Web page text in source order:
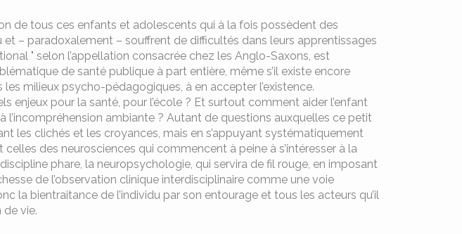
de tous ces enfants et adolescents qui à la fois possèdent des
– paradoxalement – souffrent de difficultés dans leurs apprentissages
" selon l’appellation consacrée chez les Anglo-Saxons, est
de santé publique à part entière, même s’il existe encore
milieux psycho-pédagogiques, à en accepter l’existence.
enjeux pour la santé, pour l’école ? Et surtout comment aider l’enfant
l’incompréhension ambiante ? Autant de questions auxquelles ce petit
les clichés et les croyances, mais en s’appuyant systématiquement
des neurosciences qui commencent à peine à s’intéresser à la
phare, la neuropsychologie, qui servira de fil rouge, en imposant
de l’observation clinique interdisciplinaire comme une voie
la bientraitance de l’individu par son entourage et tous les acteurs qu’il
de vie.